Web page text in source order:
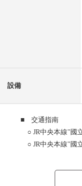
設備
■ 交通指南
○ JR中央本線"國
○ JR中央本線"國
■ 推薦重點
○ 土地面積：